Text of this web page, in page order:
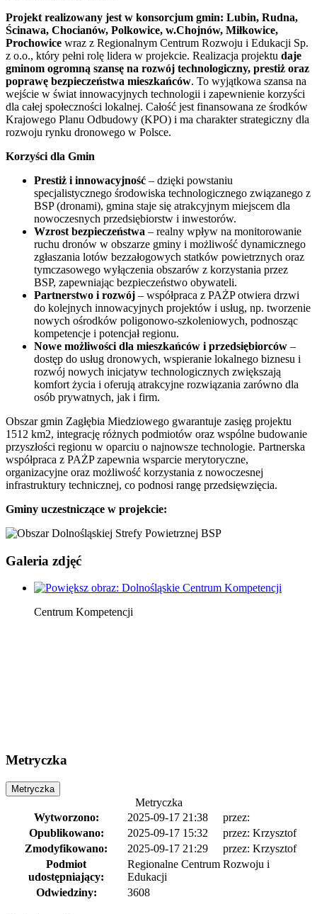
Projekt realizowany jest w konsorcjum gmin: Lubin, Rudna,
Ścinawa, Chocianów, Polkowice, w.Chojnów, Miłkowice,
Prochowice wraz z Regionalnym Centrum Rozwoju i Edukacji Sp.
z o.o., który pełni rolę lidera w projekcie. Realizacja projektu daje
gminom ogromną szansę na rozwój technologiczny, prestiż oraz
poprawę bezpieczeństwa mieszkańców. To wyjątkowa szansa na
wejście w świat innowacyjnych technologii i zapewnienie korzyści
dla całej społeczności lokalnej. Całość jest finansowana ze środków
Krajowego Planu Odbudowy (KPO) i ma charakter strategiczny dla
rozwoju rynku dronowego w Polsce.
Korzyści dla Gmin
Prestiż i innowacyjność – dzięki powstaniu
specjalistycznego środowiska technologicznego związanego z
BSP (dronami), gmina staje się atrakcyjnym miejscem dla
nowoczesnych przedsiębiorstw i inwestorów.
Wzrost bezpieczeństwa – realny wpływ na monitorowanie
ruchu dronów w obszarze gminy i możliwość dynamicznego
zgłaszania lotów bezzałogowych statków powietrznych oraz
tymczasowego wyłączenia obszarów z korzystania przez
BSP, zapewniając bezpieczeństwo obywateli.
Partnerstwo i rozwój – współpraca z PAŻP otwiera drzwi
do kolejnych innowacyjnych projektów i usług, np. tworzenie
nowych ośrodków poligonowo-szkoleniowych, podnosząc
kompetencje i potencjał regionu.
Nowe możliwości dla mieszkańców i przedsiębiorców –
dostęp do usług dronowych, wspieranie lokalnego biznesu i
rozwój nowych inicjatyw technologicznych zwiększają
komfort życia i oferują atrakcyjne rozwiązania zarówno dla
osób prywatnych, jak i firm.
Obszar gmin Zagłębia Miedziowego gwarantuje zasięg projektu
1512 km2, integrację różnych podmiotów oraz wspólne budowanie
przyszłości regionu w oparciu o najnowsze technologie. Partnerska
współpraca z PAŻP zapewnia wsparcie merytoryczne,
organizacyjne oraz możliwość korzystania z nowoczesnej
infrastruktury technicznej, co podnosi rangę przedsięwzięcia.
Gminy uczestniczące w projekcie:
Galeria zdjęć
Centrum Kompetencji
Metryczka
Metryczka
Metryczka
Wytworzono:
2025-09-17 21:38
przez:
Opublikowano:
2025-09-17 15:32
przez: Krzysztof
Zmodyfikowano:
2025-09-17 21:29
przez: Krzysztof
Podmiot
udostępniający:
Regionalne Centrum Rozwoju i
Edukacji
Odwiedziny:
3608